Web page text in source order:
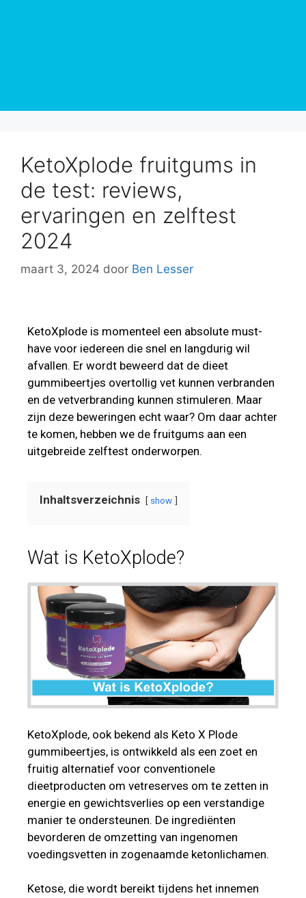
KetoXplode fruitgums in
de test: reviews,
ervaringen en zelftest
2024
maart 3, 2024 door Ben Lesser
KetoXplode is momenteel een absolute must-
have voor iedereen die snel en langdurig wil
afvallen. Er wordt beweerd dat de dieet
gummibeertjes overtollig vet kunnen verbranden
en de vetverbranding kunnen stimuleren. Maar
zijn deze beweringen echt waar? Om daar achter
te komen, hebben we de fruitgums aan een
uitgebreide zelftest onderworpen.
Inhaltsverzeichnis show
Wat is KetoXplode?
KetoXplode, ook bekend als Keto X Plode
gummibeertjes, is ontwikkeld als een zoet en
fruitig alternatief voor conventionele
dieetproducten om vetreserves om te zetten in
energie en gewichtsverlies op een verstandige
manier te ondersteunen. De ingrediënten
bevorderen de omzetting van ingenomen
voedingsvetten in zogenaamde ketonlichamen.
Ketose, die wordt bereikt tijdens het innemen